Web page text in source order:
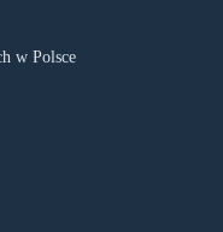
w Polsce